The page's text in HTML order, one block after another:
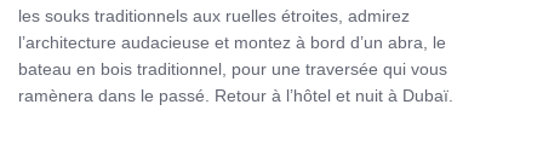
site.
Ces voyages Abu Dhabi
vous garantissent des souvenirs
inoubliables, mêlant culture, histoire et exploration. Réservez dès
les souks traditionnels aux ruelles étroites, admirez
l’architecture audacieuse et montez à bord d’un abra, le
bateau en bois traditionnel, pour une traversée qui vous
ramènera dans le passé. Retour à l’hôtel et nuit à Dubaï.